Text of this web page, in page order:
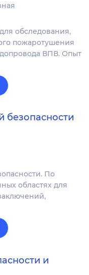
обследования,
пожаротушения
ВПВ. Опыт
По
областях для
и